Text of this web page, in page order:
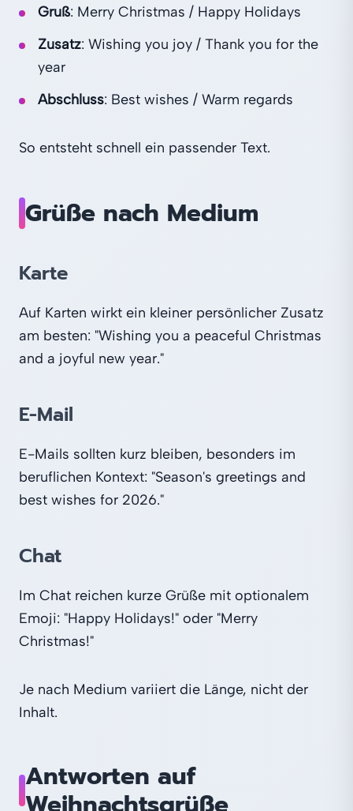
Gruß: Merry Christmas / Happy Holidays
Zusatz: Wishing you joy / Thank you for the
year
Abschluss: Best wishes / Warm regards
So entsteht schnell ein passender Text.
Grüße nach Medium
Karte
Auf Karten wirkt ein kleiner persönlicher Zusatz
am besten: "Wishing you a peaceful Christmas
and a joyful new year."
E-Mail
E-Mails sollten kurz bleiben, besonders im
beruflichen Kontext: "Season's greetings and
best wishes for 2026."
Chat
Im Chat reichen kurze Grüße mit optionalem
Emoji: "Happy Holidays!" oder "Merry
Christmas!"
Je nach Medium variiert die Länge, nicht der
Inhalt.
Antworten auf